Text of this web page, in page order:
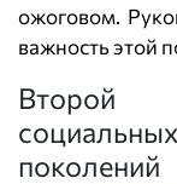
ожоговом.
важность этой
Второй
поколений